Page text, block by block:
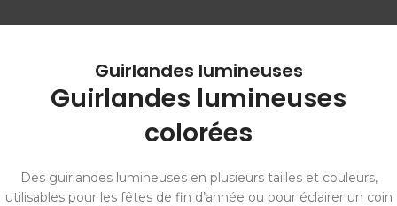
Guirlandes lumineuses
Guirlandes lumineuses
colorées
Des guirlandes lumineuses en plusieurs tailles et couleurs,
utilisables pour les fêtes de fin d’année ou pour éclairer un coin